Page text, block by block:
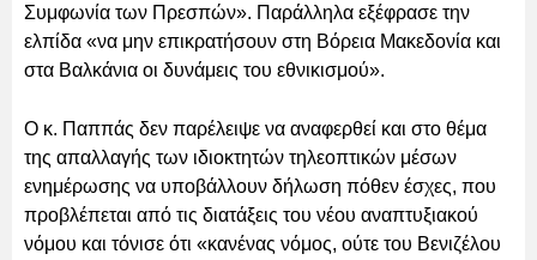
Συμφωνία των Πρεσπών». Παράλληλα εξέφρασε την
ελπίδα «να μην επικρατήσουν στη Βόρεια Μακεδονία και
στα Βαλκάνια οι δυνάμεις του εθνικισμού».
Ο κ. Παππάς δεν παρέλειψε να αναφερθεί και στο θέμα
της απαλλαγής των ιδιοκτητών τηλεοπτικών μέσων
ενημέρωσης να υποβάλλουν δήλωση πόθεν έσχες, που
προβλέπεται από τις διατάξεις του νέου αναπτυξιακού
νόμου και τόνισε ότι «κανένας νόμος, ούτε του Βενιζέλου